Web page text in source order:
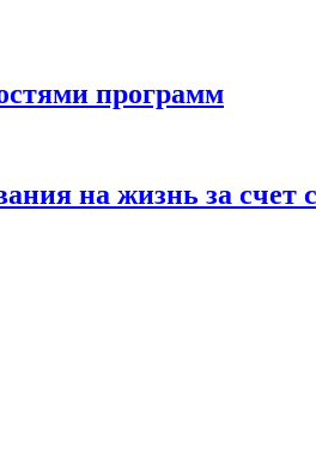
программ
на жизнь за счет